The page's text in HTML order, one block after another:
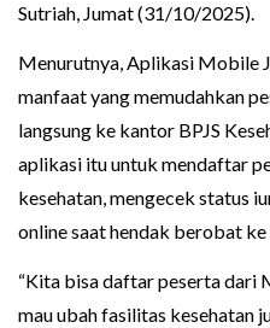
Sutriah, Jumat (31/10/2025).
Menurutnya, Aplikasi Mobile
manfaat yang memudahkan
langsung ke kantor BPJS
aplikasi itu untuk mendaftar
kesehatan, mengecek status
online saat hendak berobat
“Kita bisa daftar peserta dari
mau ubah fasilitas kesehatan